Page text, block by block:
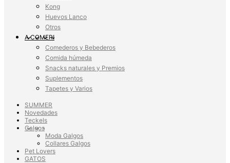
Kong
Huevos Lanco
Otros
A COMER!
Comederos y Bebederos
Comida húmeda
Snacks naturales y Premios
Suplementos
Tapetes y Varios
SUMMER
Novedades
Teckels
Galgos
Moda Galgos
Collares Galgos
Pet Lovers
GATOS